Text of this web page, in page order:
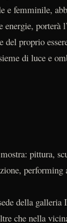
e femminile,
energie, porterà
del proprio
di luce e
pittura,
performing
della galleria
che nella